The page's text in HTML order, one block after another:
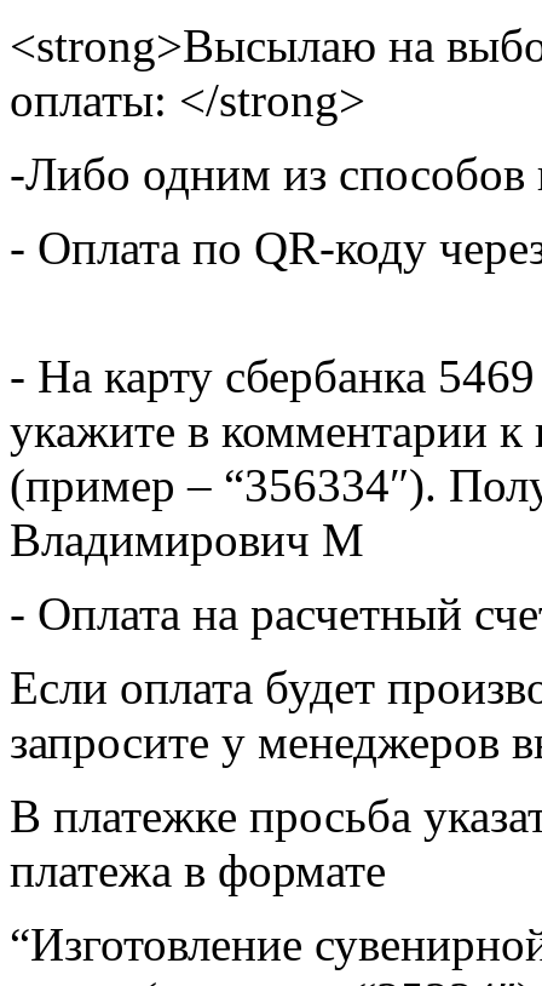
<strong>Высылаю на
оплаты: </strong>
-Либо одним из
- Оплата по QR-коду
- На карту сбербанка
укажите в комментарии к
(пример – “356334″).
Владимирович М
- Оплата на расчетный
Если оплата будет
запросите у менеджеров
В платежке просьба
платежа в формате
“Изготовление